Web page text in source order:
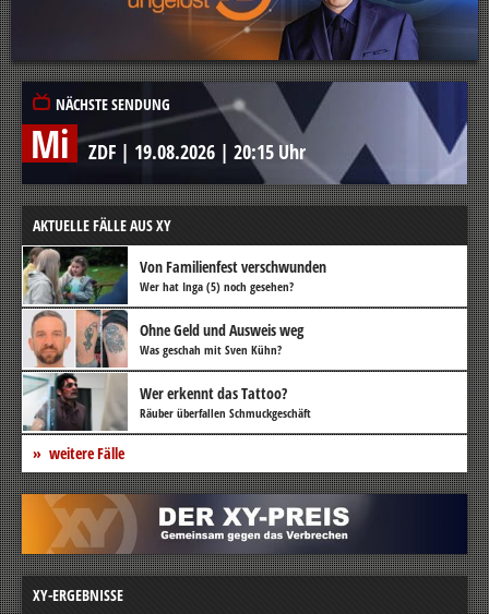
NÄCHSTE SENDUNG
Mi ZDF | 19.08.2026 | 20:15 Uhr
AKTUELLE FÄLLE AUS XY
Von Familienfest verschwunden
Wer hat Inga (5) noch gesehen?
Ohne Geld und Ausweis weg
Was geschah mit Sven Kühn?
Wer erkennt das Tattoo?
Räuber überfallen Schmuckgeschäft
weitere Fälle
XY-ERGEBNISSE